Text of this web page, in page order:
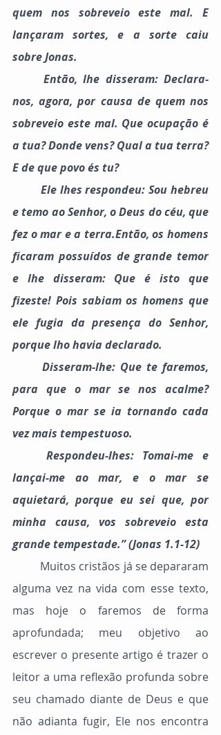
quem nos sobreveio este mal. E
lançaram sortes, e a sorte caiu
sobre Jonas.
nos, agora, por causa de quem nos
sobreveio este mal. Que ocupação é
a tua? Donde vens? Qual a tua terra?
E de que povo és tu?
e temo ao Senhor, o Deus do céu, que
fez o mar e a terra.Então, os homens
ficaram possuídos de grande temor
e lhe disseram: Que é isto que
fizeste! Pois sabiam os homens que
ele fugia da presença do Senhor,
porque lho havia declarado.
para que o mar se nos acalme?
Porque o mar se ia tornando cada
vez mais tempestuoso.
lançai-me ao mar, e o mar se
aquietará, porque eu sei que, por
minha causa, vos sobreveio esta
grande tempestade.” (Jonas 1.1-12)
alguma vez na vida com esse texto,
mas hoje o faremos de forma
aprofundada; meu objetivo ao
escrever o presente artigo é trazer o
leitor a uma reflexão profunda sobre
seu chamado diante de Deus e que
não adianta fugir, Ele nos encontra